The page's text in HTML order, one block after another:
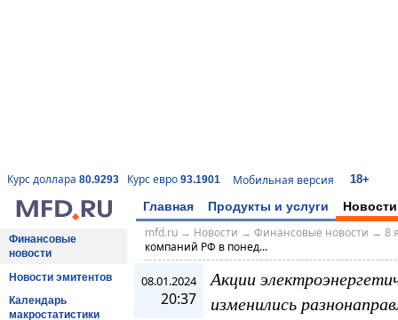
Курс доллара 80.9293 Курс евро 93.1901 Мобильная версия 18+
Главная Продукты и услуги Новости
Финансовые
новости
Новости эмитентов
Календарь
макростатистики
mfd.ru→ Новости → Финансовые новости → 8
компаний РФ в понед...
08.01.2024
20:37
Акции
изменились